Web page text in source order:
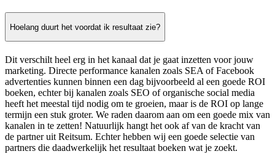
Hoelang duurt het voordat ik resultaat zie?
Dit verschilt heel erg in het kanaal dat je gaat inzetten voor jouw
marketing. Directe performance kanalen zoals SEA of Facebook
advertenties kunnen binnen een dag bijvoorbeeld al een goede ROI
boeken, echter bij kanalen zoals SEO of organische social media
heeft het meestal tijd nodig om te groeien, maar is de ROI op lange
termijn een stuk groter. We raden daarom aan om een goede mix van
kanalen in te zetten! Natuurlijk hangt het ook af van de kracht van
de partner uit Reitsum. Echter hebben wij een goede selectie van
partners die daadwerkelijk het resultaat boeken wat je zoekt.